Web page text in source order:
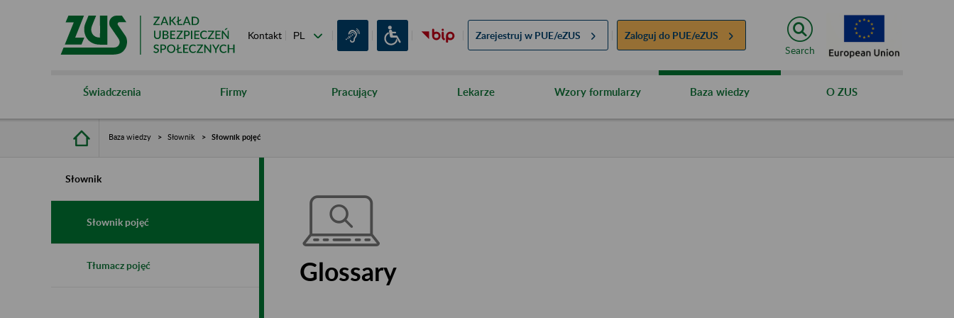
Kontakt Zarejestruj w PUE/eZUS Zaloguj do PUE/eZUS
Search
Świadczenia Firmy Pracujący Lekarze Wzory formularzy Baza wiedzy O ZUS
Baza wiedzy Słownik Słownik pojęć
Słownik
Słownik pojęć
Tłumacz pojęć Glossary